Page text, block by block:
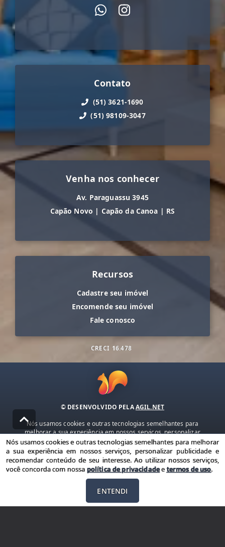
Contato
(51) 3621-1690
(51) 98109-3047
Venha nos conhecer
Av. Paraguassu 3945
Capão Novo | Capão da Canoa | RS
Recursos
Cadastre seu imóvel
Encomende seu imóvel
Fale conosco
CRECI 16.478
© DESENVOLVIDO PELAAGIL.NET
Nós usamos cookies e outras tecnologias semelhantes para
melhorar a sua experiência em nossos serviços, personalizar
publicidade e recomendar conteúdo de seu interesse. Ao utilizar
nossos serviços, você concorda com nossa política de privacidade e
termos de uso.
Política de Privacidade Termos de uso
Nós usamos cookies e outras tecnologias semelhantes para melhorar
a sua experiência em nossos serviços, personalizar publicidade e
recomendar conteúdo de seu interesse. Ao utilizar nossos serviços,
você concorda com nossa política de privacidadeetermos de uso.
ENTENDI